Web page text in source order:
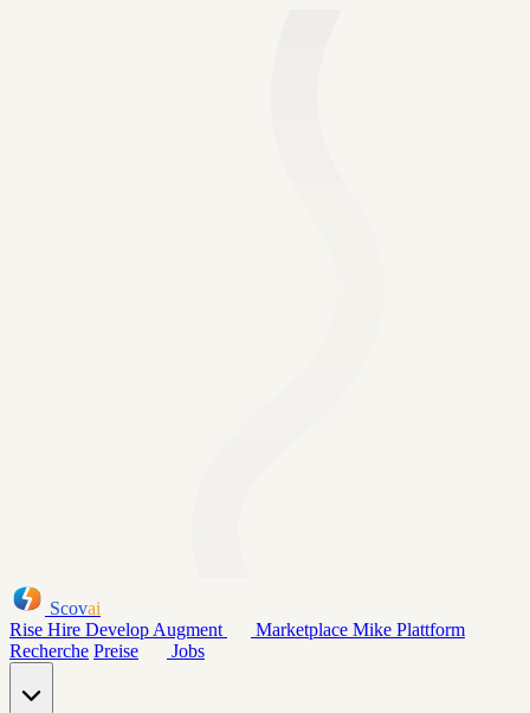
Scovai
Rise Hire Develop Augment Marketplace Mike Plattform
Recherche Preise Jobs